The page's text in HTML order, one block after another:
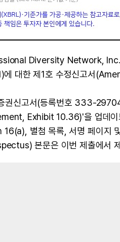
Diversity Network,
대한 제1호 수정신고서
권신고서(등록번호 333-
Exhibit 10.36)'을 업데이
별첨 목록, 서명 페이지
본문은 이번 제출에서